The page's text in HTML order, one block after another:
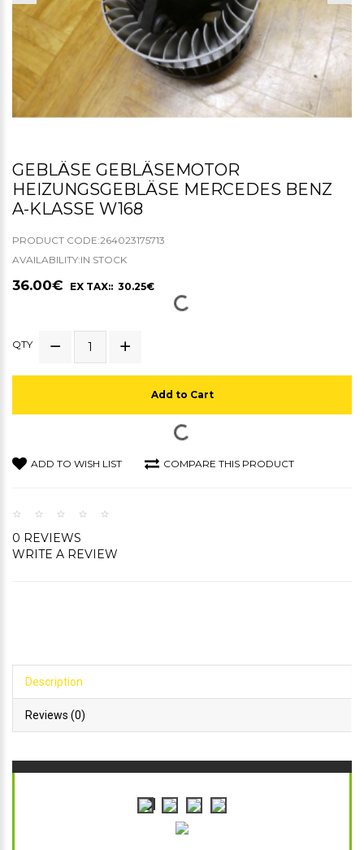
GEBLÄSE GEBLÄSEMOTOR
HEIZUNGSGEBLÄSE MERCEDES BENZ
A-KLASSE W168
PRODUCT CODE:264023175713
AVAILABILITY:IN STOCK
36.00€ EX TAX:: 30.25€
QTY
Add to Cart
ADD TO WISH LIST COMPARE THIS PRODUCT
0 REVIEWS
WRITE A REVIEW
Description
Reviews (0)